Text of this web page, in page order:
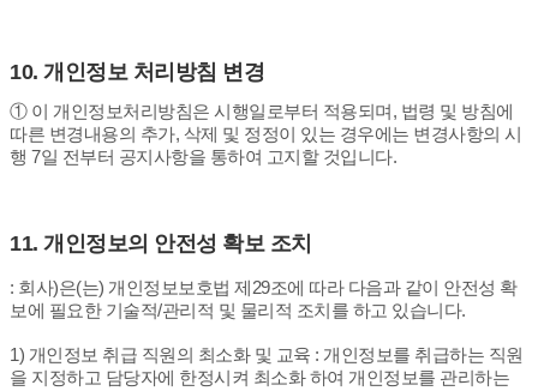
10. 개인정보 처리방침 변경
① 이 개인정보처리방침은 시행일로부터 적용되며, 법령 및 방침에
따른 변경내용의 추가, 삭제 및 정정이 있는 경우에는 변경사항의 시
행 7일 전부터 공지사항을 통하여 고지할 것입니다.
11. 개인정보의 안전성 확보 조치
: 회사)은(는) 개인정보보호법 제29조에 따라 다음과 같이 안전성 확
보에 필요한 기술적/관리적 및 물리적 조치를 하고 있습니다.
1) 개인정보 취급 직원의 최소화 및 교육 : 개인정보를 취급하는 직원
을 지정하고 담당자에 한정시켜 최소화 하여 개인정보를 관리하는